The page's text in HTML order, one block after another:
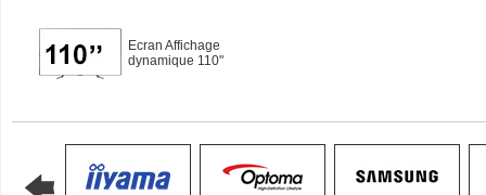
Ecran Affichage
dynamique 110"